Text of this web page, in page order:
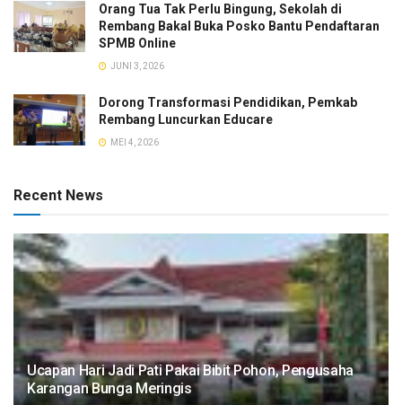
Orang Tua Tak Perlu Bingung, Sekolah di
Rembang Bakal Buka Posko Bantu Pendaftaran
SPMB Online
JUNI 3, 2026
Dorong Transformasi Pendidikan, Pemkab
Rembang Luncurkan Educare
MEI 4, 2026
Recent News
​Ucapan Hari Jadi Pati Pakai Bibit Pohon, Pengusaha
Karangan Bunga Meringis